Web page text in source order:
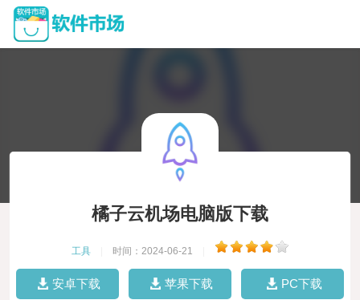
橘子云机场电脑版下载
工具 时间：2024-06-21
安卓下载 苹果下载 PC下载